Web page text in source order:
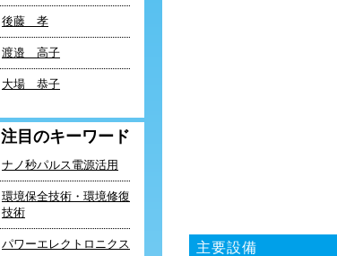
後藤 孝
渡邉 高子
大場 恭子
注目のキーワード
ナノ秒パルス電源活用
環境保全技術・環境修復
技術
パワーエレクトロニクス 主要設備